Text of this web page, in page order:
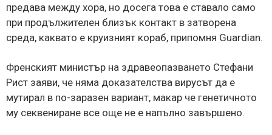
предава между хора, но досега това е ставало само
при продължителен близък контакт в затворена
среда, каквато е круизният кораб, припомня Guardian.
Френският министър на здравеопазването Стефани
Рист заяви, че няма доказателства вирусът да е
мутирал в по-заразен вариант, макар че генетичното
му секвениране все още не е напълно завършено.